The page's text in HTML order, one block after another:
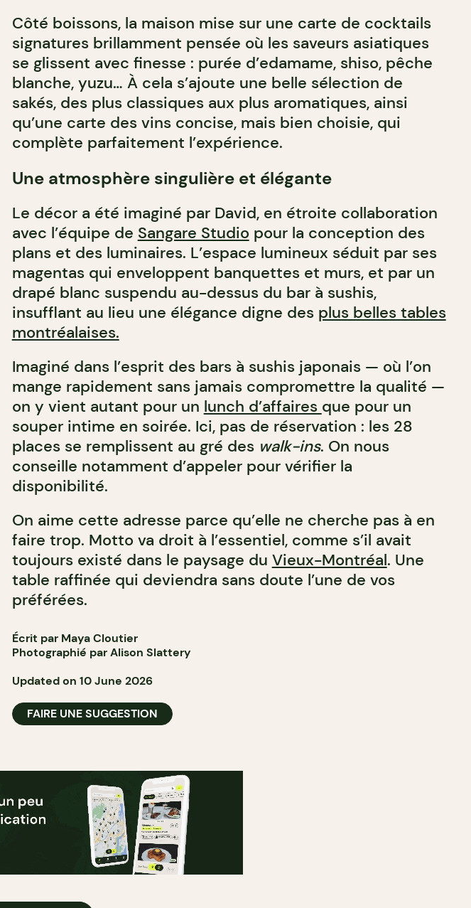
Côté boissons, la maison mise sur une carte de cocktails
signatures brillamment pensée où les saveurs asiatiques
se glissent avec finesse : purée d’edamame, shiso, pêche
blanche, yuzu… À cela s’ajoute une belle sélection de
sakés, des plus classiques aux plus aromatiques, ainsi
qu’une carte des vins concise, mais bien choisie, qui
complète parfaitement l’expérience.
Une atmosphère singulière et élégante
Le décor a été imaginé par David, en étroite collaboration
avec l’équipe de Sangare Studio pour la conception des
plans et des luminaires. L’espace lumineux séduit par ses
magentas qui enveloppent banquettes et murs, et par un
drapé blanc suspendu au-dessus du bar à sushis,
insufflant au lieu une élégance digne des plus belles tables
montréalaises.
Imaginé dans l’esprit des bars à sushis japonais — où l’on
mange rapidement sans jamais compromettre la qualité —
on y vient autant pour un lunch d’affaires que pour un
souper intime en soirée. Ici, pas de réservation : les 28
places se remplissent au gré des walk-ins. On nous
conseille notamment d’appeler pour vérifier la
disponibilité.
On aime cette adresse parce qu’elle ne cherche pas à en
faire trop. Motto va droit à l’essentiel, comme s’il avait
toujours existé dans le paysage du Vieux-Montréal. Une
table raffinée qui deviendra sans doute l’une de vos
préférées.
Écrit par Maya Cloutier
Photographié par Alison Slattery
Updated on 10 June 2026
FAIRE UNE SUGGESTION